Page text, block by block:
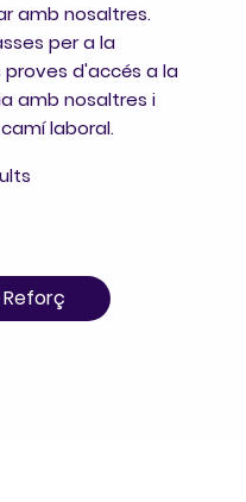
amb nosaltres.
per a la
d'accés a la
amb nosaltres i
laboral.